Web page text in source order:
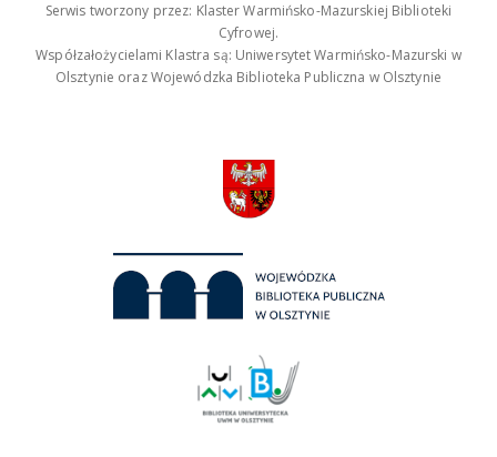
Serwis tworzony przez: Klaster Warmińsko-Mazurskiej Biblioteki
Cyfrowej.
Współzałożycielami Klastra są: Uniwersytet Warmińsko-Mazurski w
Olsztynie oraz Wojewódzka Biblioteka Publiczna w Olsztynie